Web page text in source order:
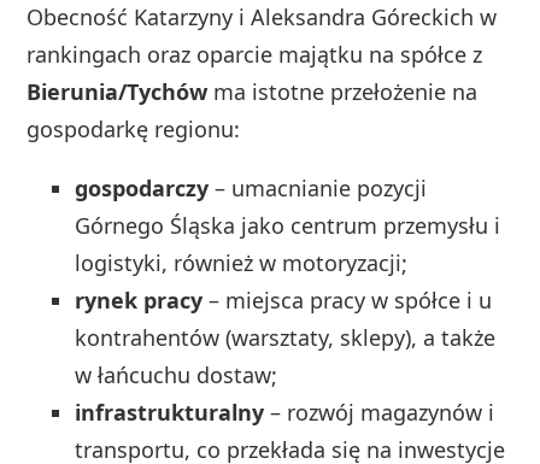
Obecność Katarzyny i Aleksandra Góreckich w
rankingach oraz oparcie majątku na spółce z
Bierunia/Tychów ma istotne przełożenie na
gospodarkę regionu:
gospodarczy – umacnianie pozycji
Górnego Śląska jako centrum przemysłu i
logistyki, również w motoryzacji;
rynek pracy – miejsca pracy w spółce i u
kontrahentów (warsztaty, sklepy), a także
w łańcuchu dostaw;
infrastrukturalny – rozwój magazynów i
transportu, co przekłada się na inwestycje